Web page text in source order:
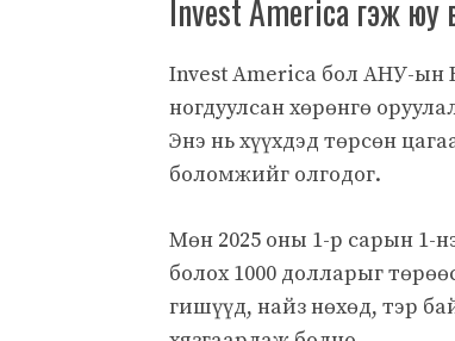
Invest America гэж юу
Invest America бол АНУ-ын
ногдуулсан хөрөнгө
Энэ нь хүүхдэд төрсөн
боломжийг олгодог.
Мөн 2025 оны 1-р сарын 1-
болох 1000 долларыг
гишүүд, найз нөхөд, тэр